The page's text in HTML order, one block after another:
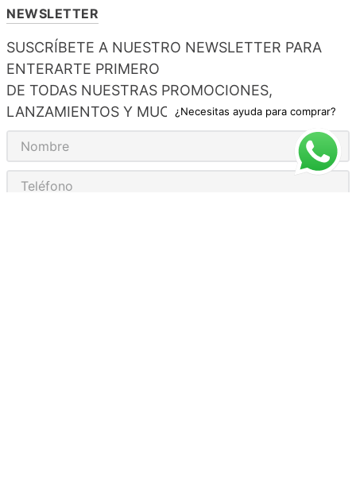
¿Necesitas ayuda para comprar?
NEWSLETTER
SUSCRÍBETE A NUESTRO NEWSLETTER PARA
ENTERARTE PRIMERO
DE TODAS NUESTRAS PROMOCIONES,
LANZAMIENTOS Y MUCHO MÁS.